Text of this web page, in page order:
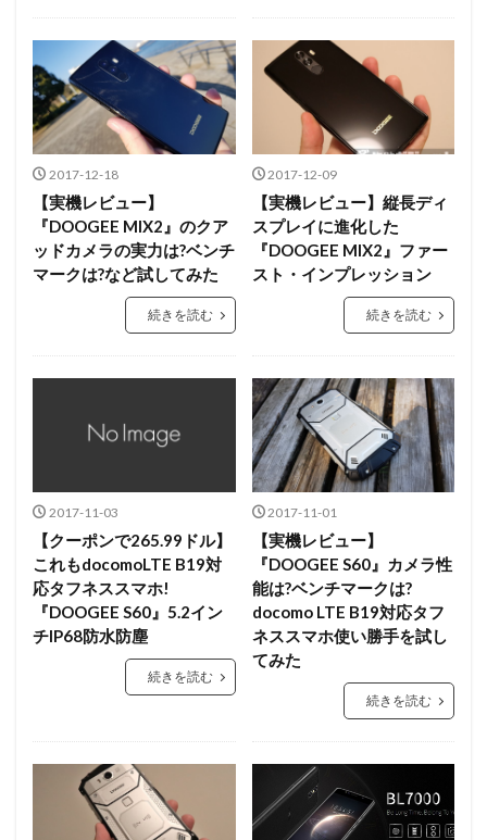
2017-12-18
【実機レビュー】
『DOOGEE MIX2』のクア
ッドカメラの実力は?ベンチ
マークは?など試してみた
続きを読む
2017-12-09
【実機レビュー】縦長ディ
スプレイに進化した
『DOOGEE MIX2』ファー
スト・インプレッション
続きを読む
2017-11-03
【クーポンで265.99ドル】
これもdocomoLTE B19対
応タフネススマホ!
『DOOGEE S60』5.2イン
チIP68防水防塵
続きを読む
2017-11-01
【実機レビュー】
『DOOGEE S60』カメラ性
能は?ベンチマークは?
docomo LTE B19対応タフ
ネススマホ使い勝手を試し
てみた
続きを読む